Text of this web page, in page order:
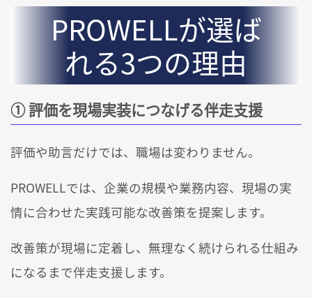
PROWELLが選ば
れる3つの理由
① 評価を現場実装につなげる伴走支援
評価や助言だけでは、職場は変わりません。
PROWELLでは、企業の規模や業務内容、現場の実
情に合わせた実践可能な改善策を提案します。
改善策が現場に定着し、無理なく続けられる仕組み
になるまで伴走支援します。